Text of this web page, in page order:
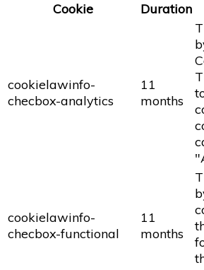
Cookie
Duration
cookielawinfo-
checbox-analytics
11
months
cookielawinfo-
checbox-functional
11
months